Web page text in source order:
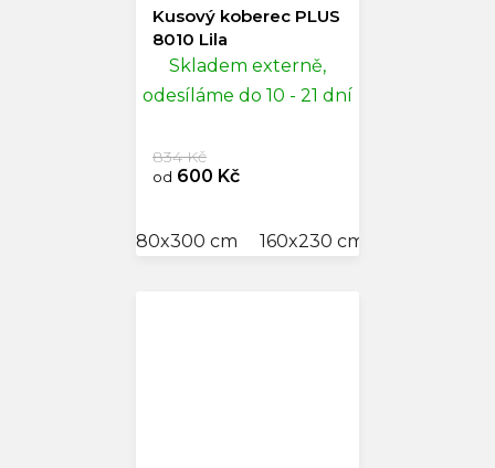
Kusový koberec PLUS
8010 Lila
Skladem externě,
odesíláme do 10 - 21 dní
od 600 Kč
834 Kč
80x300 cm 160x230 cm